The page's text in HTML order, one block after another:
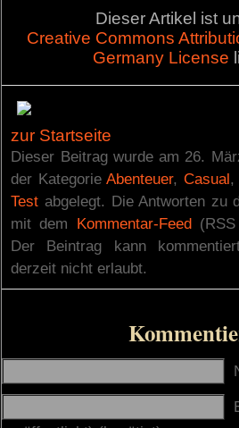
Dieser Artikel ist
Creative Commons
Germany License
zur Startseite
Dieser Beitrag wurde am 26.
der KategorieAbenteuer, Casual,
Test abgelegt. Die Antworten zu
mit dem Kommentar-Feed(RSS
Der Beintrag kann
derzeit nicht erlaubt.